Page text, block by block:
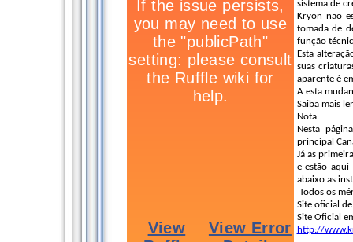
sistema de
Kryon não
tomada de
função
Esta
suas
aparente é
A esta
Saiba mais
Nota:
Nesta
principal
Já as
e estão aqui
abaixo as
Todos os
Site oficial
Site Oficial
http://